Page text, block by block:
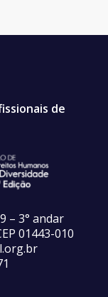
de
– 3° andar
01443-010